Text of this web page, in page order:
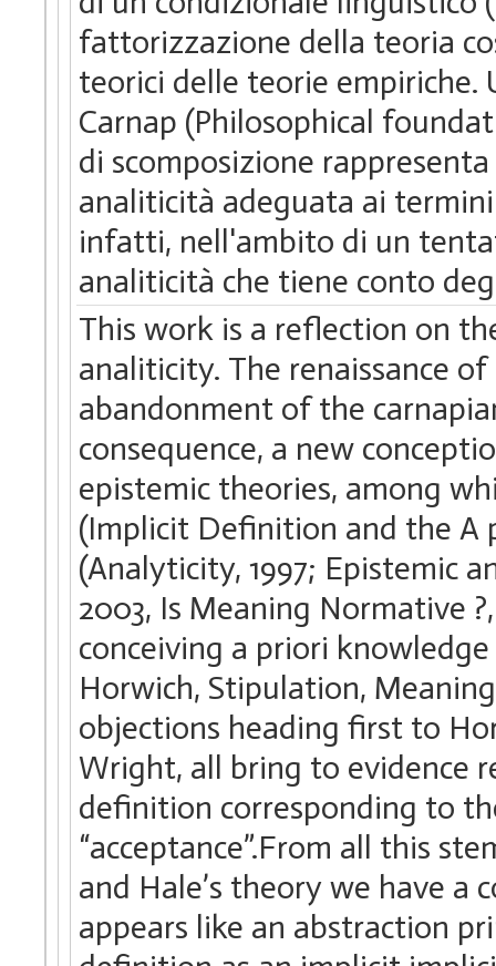
fattorizzazione della teoria
teorici delle teorie
Carnap (Philosophical
di scomposizione
analiticità adeguata ai
infatti, nell'ambito di un
analiticità che tiene conto
This work is a reflection on
analiticity. The renaissance
abandonment of the
consequence, a new
epistemic theories, among
(Implicit Definition and the A
(Analyticity, 1997; Epistemic
2003, Is Meaning Normative
conceiving a priori
Horwich, Stipulation,
objections heading first to
Wright, all bring to evidence
definition corresponding to
“acceptance”.From all this
and Hale’s theory we have
appears like an abstraction